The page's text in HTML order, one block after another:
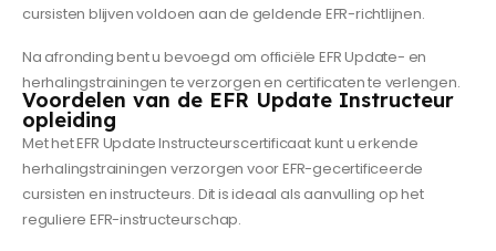
cursisten blijven voldoen aan de geldende EFR-richtlijnen.
Na afronding bent u bevoegd om officiële EFR Update- en
herhalingstrainingen te verzorgen en certificaten te verlengen.
Voordelen van de EFR Update Instructeur
opleiding
Met het EFR Update Instructeurscertificaat kunt u erkende
herhalingstrainingen verzorgen voor EFR-gecertificeerde
cursisten en instructeurs. Dit is ideaal als aanvulling op het
reguliere EFR-instructeurschap.